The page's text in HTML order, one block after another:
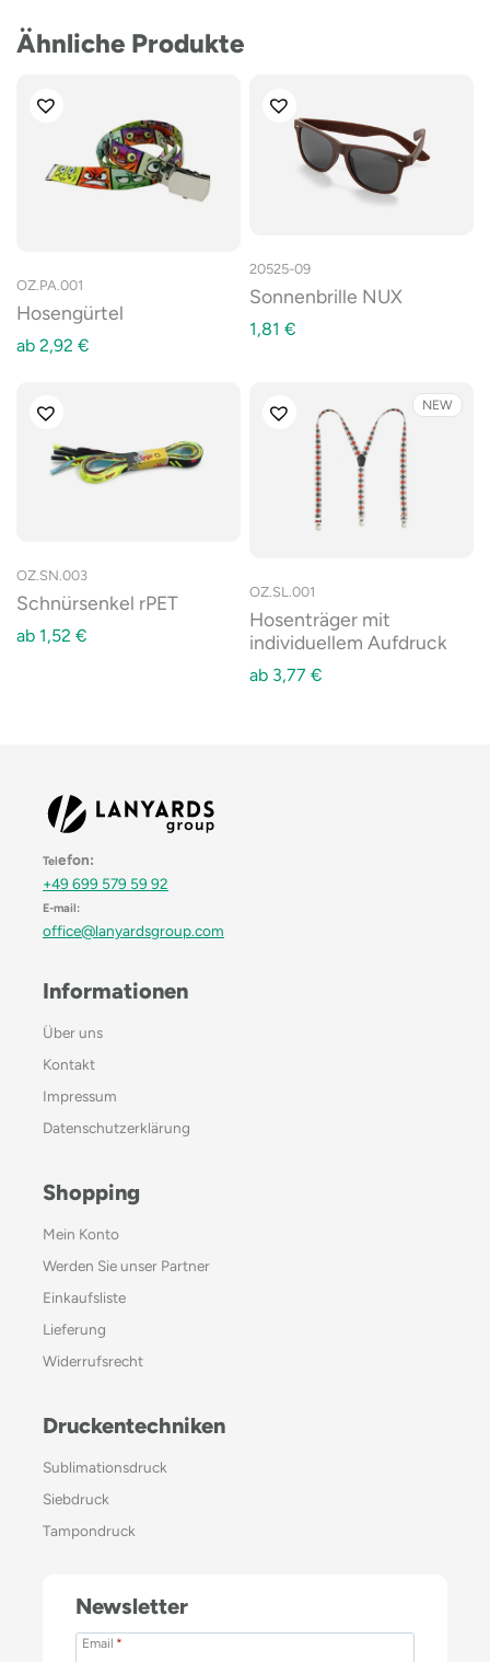
Ähnliche Produkte
OZ.PA.001
Hosengürtel
ab 2,92 €
20525-09
Sonnenbrille NUX
1,81 €
OZ.SN.003
Schnürsenkel rPET
ab 1,52 €
NEW
OZ.SL.001
Hosenträger mit
individuellem Aufdruck
ab 3,77 €
Telefon:
+49 699 579 59 92
E-mail:
office@lanyardsgroup.com
Informationen
Über uns
Kontakt
Impressum
Datenschutzerklärung
Shopping
Mein Konto
Werden Sie unser Partner
Einkaufsliste
Lieferung
Widerrufsrecht
Druckentechniken
Sublimationsdruck
Siebdruck
Tampondruck
Newsletter
Email *